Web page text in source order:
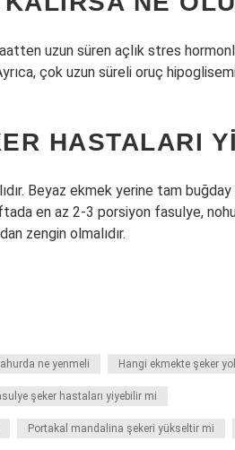
uzun süren açlık stres
çok uzun süreli oruç
HASTALARI
Beyaz ekmek yerine tam buğday
en az 2-3 porsiyon fasulye,
zengin olmalıdır.
ne yenmeli Hangi ekmekte şeker
şeker hastaları yiyebilir mi
Portakal mandalina şekeri yükseltir mi